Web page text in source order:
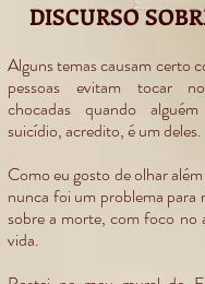
DISCURSO
Alguns temas causam certo
pessoas evitam tocar
chocadas quando
suicídio, acredito, é um deles.
Como eu gosto de olhar
nunca foi um problema para
sobre a morte, com foco no
vida.